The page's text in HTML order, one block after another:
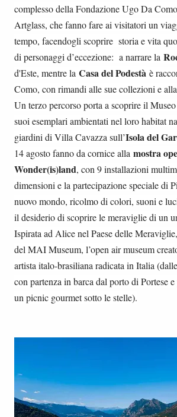
complesso della Fondazione Ugo Da
Artglass, che fanno fare ai visitatori un
tempo, facendogli scoprire storia e vita
di personaggi d’eccezione: a narrare la
d'Este, mentre la Casa del Podestà è
Como, con rimandi alle sue collezioni e
Un terzo percorso porta a scoprire il
suoi esemplari ambientati nel loro habitat
giardini di Villa Cavazza sull’Isola del
14 agosto fanno da cornice alla mostra
Wonder(is)land, con 9 installazioni
dimensioni e la partecipazione speciale di
nuovo mondo, ricolmo di colori, suoni e
il desiderio di scoprire le meraviglie di un
Ispirata ad Alice nel Paese delle
del MAI Museum, l’open air museum
artista italo-brasiliana radicata in Italia
con partenza in barca dal porto di Portese
un picnic gourmet sotto le stelle).